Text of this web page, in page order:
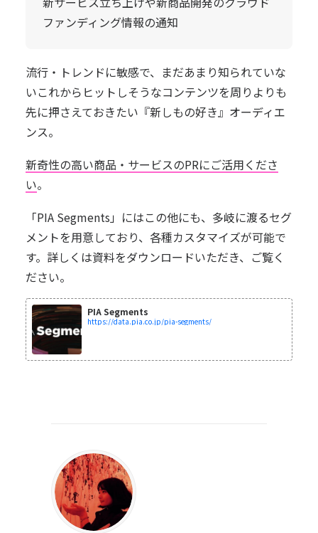
ファンディング情報の通知
流行・トレンドに敏感で、まだあまり知られていな
いこれからヒットしそうなコンテンツを周りよりも
先に押さえておきたい『新しもの好き』オーディエ
ンス。
新奇性の高い商品・サービスのPRにご活用くださ
い。
「PIA Segments」にはこの他にも、多岐に渡るセグ
メントを用意しており、各種カスタマイズが可能で
す。詳しくは資料をダウンロードいただき、ご覧く
ださい。
PIA Segments
https://data.pia.co.jp/pia-segments/